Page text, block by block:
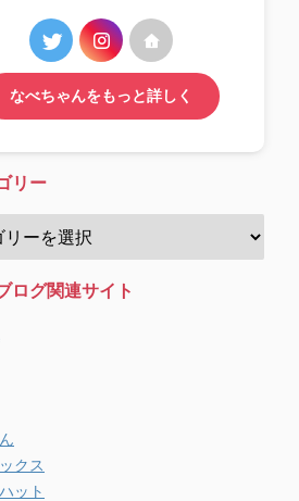
なべちゃんをもっと詳しく
リー
ログ関連サイト
クス
ット